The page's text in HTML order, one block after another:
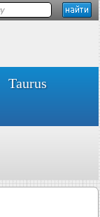
Taurus